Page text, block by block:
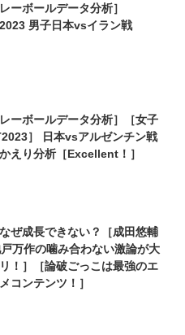
レーボールデータ分析］
男子日本vsイラン戦
レーボールデータ分析］［女子
］ 日本vsアルゼンチン戦
えり分析［Excellent！］
ぜ成長できない？［成田悠輔
万作の噛み合わない激論が大
！］［論破ごっこは最強のエ
コンテンツ！］